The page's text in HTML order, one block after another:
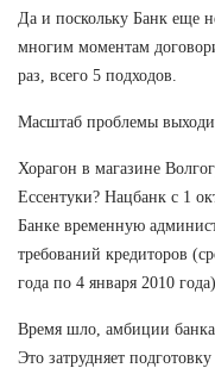
Да и поскольку Банк еще
многим моментам
раз, всего 5 подходов.
Масштаб проблемы
Хорагон в магазине
Ессентуки? Нацбанк с 1
Банке временную
требований кредиторов
года по 4 января 2010 года).
Время шло, амбиции банка
Это затрудняет